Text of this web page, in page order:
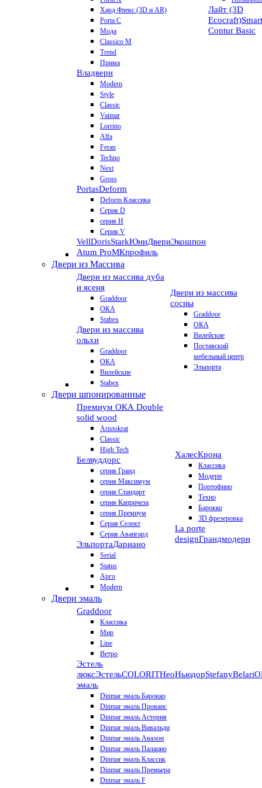
Хард Флекс (3D и AR)
Porta C
Мода
Classico M
Trend
Прима
Владвери
Modern
Style
Classic
Vaimar
Lorrino
Alfa
Feran
Techno
Next
Gross
PortasDeform
Deform Классика
Серия D
серия H
Серия V
VellDorisStarkЮниДвериЭкошпон
Atum ProМКпрофиль
Лайт (3D
Ecocraft)Smart
Contur Basic
Двери из Массива
Двери из массива дуба
и ясеня
Graddoor
ОКА
Stabex
Двери из массива
ольхи
Graddoor
ОКА
Вилейские
Stabex
Двери из массива
сосны
Graddoor
ОКА
Вилейские
Поставский
мебельный центр
Эльпорта
Двери шпонированные
Премиум ОКА Double
solid wood
Aristokrat
Classic
High Tech
Белвуддорс
серия Гранд
серия Максимум
серия Стандарт
серия Капричеза
серия Премиум
Серия Селект
Серия Авангард
ЭльпортаДариано
Serial
Status
Арго
Modern
ХалесКрона
Классика
Модерн
Портофино
Техно
Барокко
3D фрезеровка
La porte
designГрандмодерн
Двери эмаль
Graddoor
Классика
Мир
Line
Ветро
Эстель
люксЭстельCOLORITНеоНьюдорStefanyBelari
эмаль
Dinmar эмаль Барокко
Dinmar эмаль Прованс
Dinmar эмаль Астория
Dinmar эмаль Вивальди
Dinmar эмаль Авалон
Dinmar эмаль Палацио
Dinmar эмаль Классик
Dinmar эмаль Премьера
Dinmar эмаль F